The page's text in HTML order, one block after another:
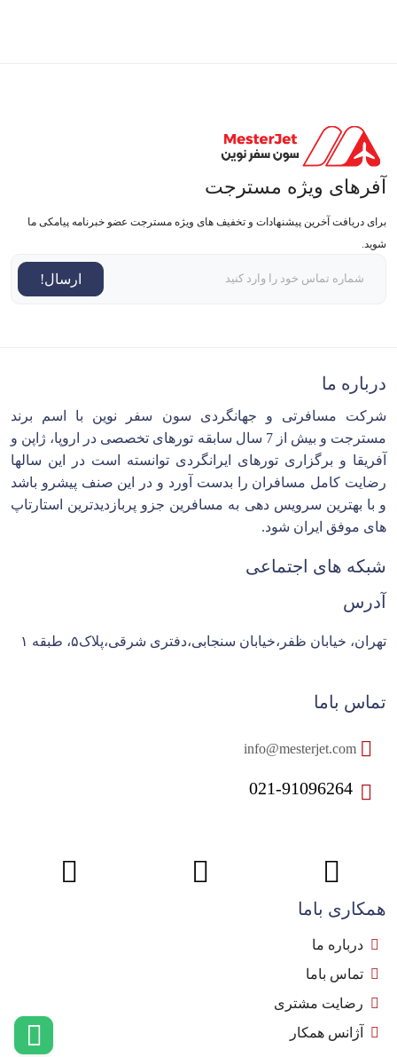
آفرهای ویژه مسترجت
برای دریافت آخرین پیشنهادات و تخفیف های ویژه مسترجت عضو خبرنامه پیامکی ما
شوید.
ارسال!
درباره ما
شرکت مسافرتی و جهانگردی سون سفر نوین با اسم برند
مسترجت و بیش از 7 سال سابقه تورهای تخصصی در اروپا، ژاپن و
آفریقا و برگزاری تورهای ایرانگردی توانسته است در این سالها
رضایت کامل مسافران را بدست آورد و در این صنف پیشرو باشد
و با بهترین سرویس دهی به مسافرین جزو پربازدیدترین استارتاپ
های موفق ایران شود.
شبکه های اجتماعی
آدرس
تهران، خیابان ظفر،خیابان سنجابی،دفتری شرقی،پلاک۵، طبقه ۱
تماس باما
021-91096264
همکاری باما
درباره ما
تماس باما
رضایت مشتری
آژانس همکار